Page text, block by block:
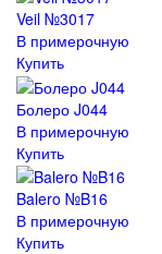
Veil №3017
В примерочную
Купить
Болеро J044
В примерочную
Купить
Balero №B16
В примерочную
Купить